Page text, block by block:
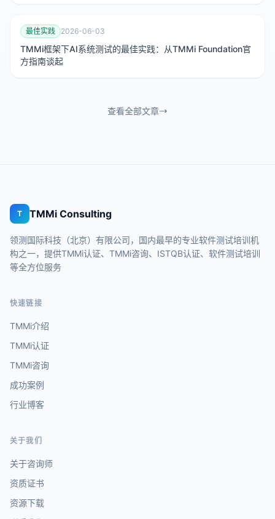
最佳实践 2026-06-03
TMMi框架下AI系统测试的最佳实践：从TMMi Foundation官
方指南谈起
查看全部文章
T TMMi Consulting
领测国际科技（北京）有限公司，国内最早的专业软件测试培训机
构之一，提供TMMi认证、TMMi咨询、ISTQB认证、软件测试培训
等全方位服务
快速链接
TMMi介绍
TMMi认证
TMMi咨询
成功案例
行业博客
关于我们
关于咨询师
资质证书
资源下载